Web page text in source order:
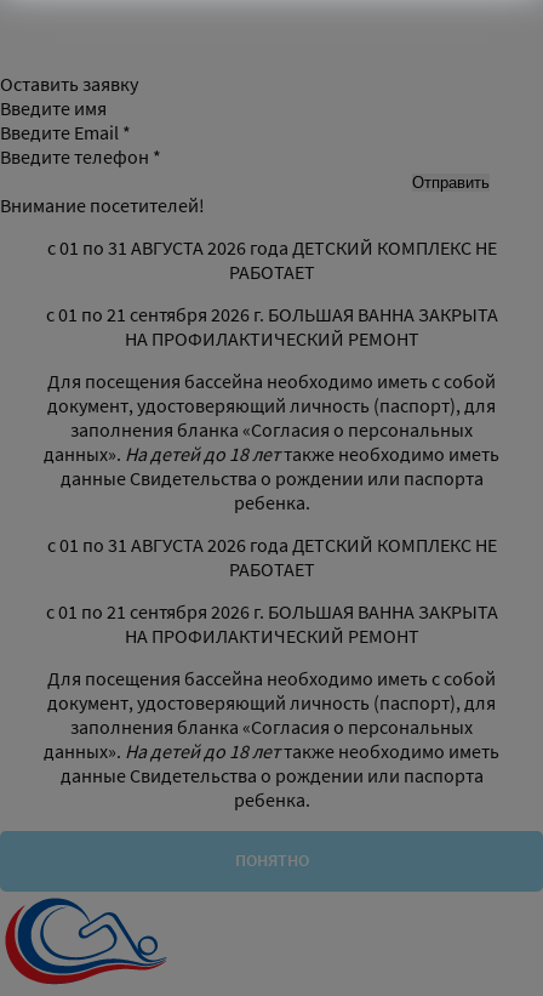
Оставить заявку
Введите имя
Введите Email *
Введите телефон *
Внимание посетителей!
с 01 по 31 АВГУСТА 2026 года ДЕТСКИЙ КОМПЛЕКС НЕ
РАБОТАЕТ
с 01 по 21 сентября 2026 г. БОЛЬШАЯ ВАННА ЗАКРЫТА
НА ПРОФИЛАКТИЧЕСКИЙ РЕМОНТ
Для посещения бассейна необходимо иметь с собой
документ, удостоверяющий личность (паспорт), для
заполнения бланка «Согласия о персональных
данных». На детей до 18 леттакже необходимо иметь
данные Свидетельства о рождении или паспорта
ребенка.
с 01 по 31 АВГУСТА 2026 года ДЕТСКИЙ КОМПЛЕКС НЕ
РАБОТАЕТ
с 01 по 21 сентября 2026 г. БОЛЬШАЯ ВАННА ЗАКРЫТА
НА ПРОФИЛАКТИЧЕСКИЙ РЕМОНТ
Для посещения бассейна необходимо иметь с собой
документ, удостоверяющий личность (паспорт), для
заполнения бланка «Согласия о персональных
данных». На детей до 18 леттакже необходимо иметь
данные Свидетельства о рождении или паспорта
ребенка.
ПОНЯТНО